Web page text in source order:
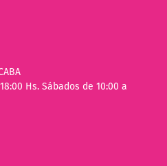
Hs. Sábados de 10:00 a